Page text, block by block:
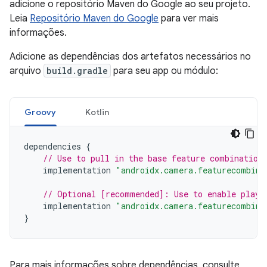
adicione o repositório Maven do Google ao seu projeto.
Leia Repositório Maven do Google para ver mais
informações.
Adicione as dependências dos artefatos necessários no
arquivo build.gradle para seu app ou módulo:
Groovy Kotlin
dependencies {
// Use to pull in the base feature
implementation
// Optional [recommended]: Use to enable
implementation
}